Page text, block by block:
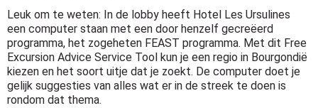
Leuk om te weten: In de lobby heeft Hotel Les Ursulines
een computer staan met een door henzelf gecreëerd
programma, het zogeheten FEAST programma. Met dit Free
Excursion Advice Service Tool kun je een regio in Bourgondië
kiezen en het soort uitje dat je zoekt. De computer doet je
gelijk suggesties van alles wat er in de streek te doen is
rondom dat thema.